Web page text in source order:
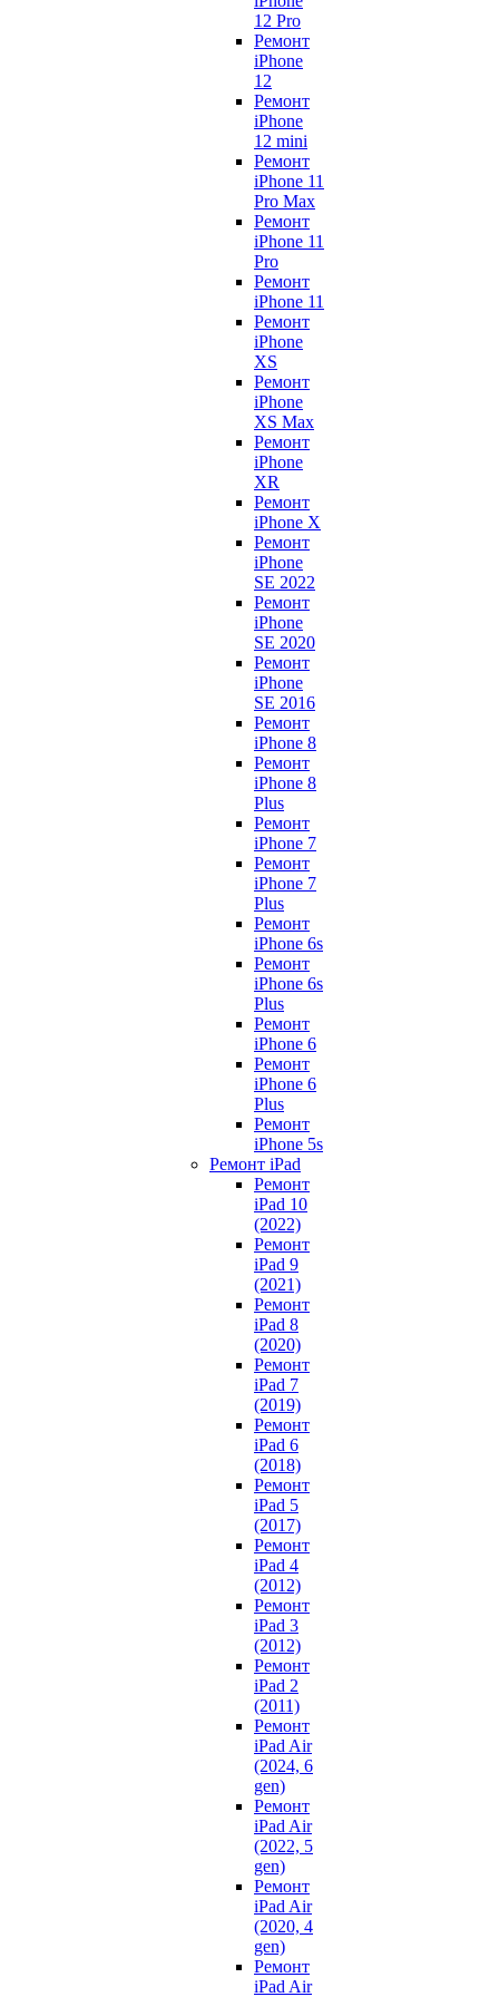
12 Pro
Ремонт
iPhone
12
Ремонт
iPhone
12 mini
Ремонт
iPhone 11
Pro Max
Ремонт
iPhone 11
Pro
Ремонт
iPhone 11
Ремонт
iPhone
XS
Ремонт
iPhone
XS Max
Ремонт
iPhone
XR
Ремонт
iPhone X
Ремонт
iPhone
SE 2022
Ремонт
iPhone
SE 2020
Ремонт
iPhone
SE 2016
Ремонт
iPhone 8
Ремонт
iPhone 8
Plus
Ремонт
iPhone 7
Ремонт
iPhone 7
Plus
Ремонт
iPhone 6s
Ремонт
iPhone 6s
Plus
Ремонт
iPhone 6
Ремонт
iPhone 6
Plus
Ремонт
iPhone 5s
Ремонт iPad
Ремонт
iPad 10
(2022)
Ремонт
iPad 9
(2021)
Ремонт
iPad 8
(2020)
Ремонт
iPad 7
(2019)
Ремонт
iPad 6
(2018)
Ремонт
iPad 5
(2017)
Ремонт
iPad 4
(2012)
Ремонт
iPad 3
(2012)
Ремонт
iPad 2
(2011)
Ремонт
iPad Air
(2024, 6
gen)
Ремонт
iPad Air
(2022, 5
gen)
Ремонт
iPad Air
(2020, 4
gen)
Ремонт
iPad Air